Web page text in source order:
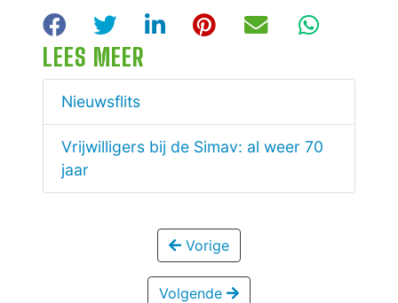
FacebookTwitterLinkedInPinterest
E-mail
LEES MEER
Nieuwsflits
Vrijwilligers bij de Simav: al weer 70
jaar
Vorige
Volgende